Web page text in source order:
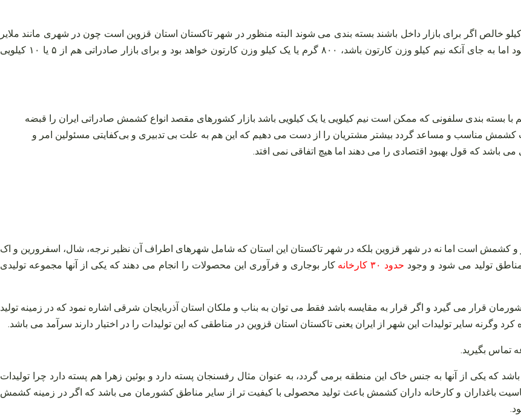
کارتون‌ های ۹ کیلویی یا هشت و نیم کیلو خالص اگر برای بازار داخل باشند بسته‌ بندی می‌ شوند البته منظور در شهر تاکستان استان قزوین است چون در شهری مانند ملایر
به این صورت است که برای بازار داخل از کارتون ۹ کیلویی استفاده می‌ شود اما به جای آنکه نیم کیلو وزن کارتون باشد، ۸۰۰ گرم یا یک کیلو وزن کارتون خواهد بود و برای بازار صادراتی هم از ۵ یا ۱۰ کیلویی
بسته‌ بندی سلفونی که ممکن است نیم کیلویی یا یک کیلویی باشد بازار کشورهای مقصد انواع کشمش صادراتی ایران را قبضه
کشمش مناسب و مساعد گردد بیشتر مشتریان را از دست می‌ دهیم که این هم به علت بی تدبیری و بی‌کفایتی مسئولین امر و
باشد که قول بهبود اقتصادی را می‌ دهند اما هیچ اتفاقی نمی‌ افتد.
و کشمش است اما نه در شهر قزوین بلکه در شهر تاکستان این استان که شامل شهرهای اطراف آن نظیر نرجه، شال، اسفرورین و اک
تولید می‌ شود و وجود حدود ۳۰ کارخانه
کار بوجاری و فرآوری این محصولات را انجام می‌ دهند که یکی از آنها مجموعه تولیدی
قرار می‌ گیرد و اگر قرار به مقایسه باشد فقط می‌ توان به بناب و ملکان استان آذربایجان شرقی اشاره نمود که در زمینه تولید
وگرنه سایر تولیدات این شهر از ایران یعنی تاکستان استان قزوین در مناطقی که این تولیدات را در اختیار دارند سرآمد می‌ باشد.
تماس بگیرید.
که یکی از آنها به جنس خاک این منطقه برمی‌ گردد، به عنوان مثال رفسنجان پسته دارد و بوئین زهرا هم پسته دارد چرا تولیدات
باغداران و کارخانه داران کشمش باعث تولید محصولی با کیفیت‌ تر از سایر مناطق کشورمان می‌ باشد که اگر در زمینه کشمش